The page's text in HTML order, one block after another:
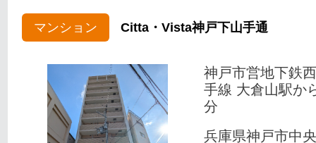
マンション Citta・Vista神戸下山手通
神戸市営地下鉄
手線 大倉山駅か
分
兵庫県神戸市中